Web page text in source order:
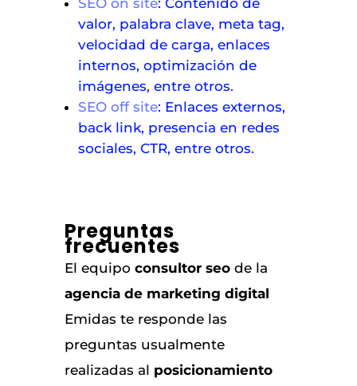
SEO on site: Contenido de
valor, palabra clave, meta tag,
velocidad de carga, enlaces
internos, optimización de
imágenes, entre otros.
SEO off site: Enlaces externos,
back link, presencia en redes
sociales, CTR, entre otros.
Preguntas
frecuentes
El equipo consultor seode la
agencia de marketing digital
Emidas te responde las
preguntas usualmente
realizadas al posicionamiento